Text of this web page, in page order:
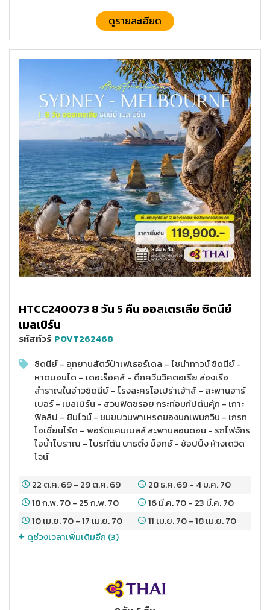
ดูรายละเอียด
HTCC240073 8 วัน 5 คืน ออสเตรเลีย ซิดนีย์
เมลเบิร์น
รหัสทัวร์ POVT262468
ซิดนีย์ – อุทยานสัตว์ป่าเฟเธอร์เดล – ไชน่าทาวน์ ซิดนีย์ -
หาดบอนได – เดอะร็อคส์ - ตึกควีนวิคตอเรีย ล่องเรือ
สำราญในอ่าวซิดนีย์ – โรงละครโอเปร่าเฮ้าส์ - สะพานฮาร์
เบอร์ - เมลเบิร์น - สวนฟิตซรอย กระท่อมกัปตันคุ้ก - เกาะ
ฟิลลิป – ชิมไวน์ - ชมขบวนพาเหรดของนกเพนกวิน - เกรท
โอเชี่ยนโร้ด – พอร์ตแคมเบลล์ สะพานลอนดอน - รถไฟจักร
ไอน้ำโบราณ - ไบรท์ตัน บาธติ้ง บ็อกซ์ - ช้อปปิ้ง ห้างเดวิด
โจน์
22 ต.ค. 69- 29 ต.ค. 69 28 ธ.ค. 69- 4 ม.ค. 70
18 ก.พ. 70- 25 ก.พ. 70 16 มี.ค. 70- 23 มี.ค. 70
10 เม.ย. 70-17 เม.ย. 70 11 เม.ย. 70-18 เม.ย. 70
ดูช่วงเวลาเพิ่มเติมอีก (3)